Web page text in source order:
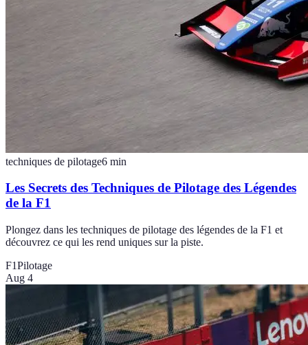
techniques de pilotage6 min
Les Secrets des Techniques de Pilotage des Légendes
de la F1
Plongez dans les techniques de pilotage des légendes de la F1 et
découvrez ce qui les rend uniques sur la piste.
F1Pilotage
Aug 4